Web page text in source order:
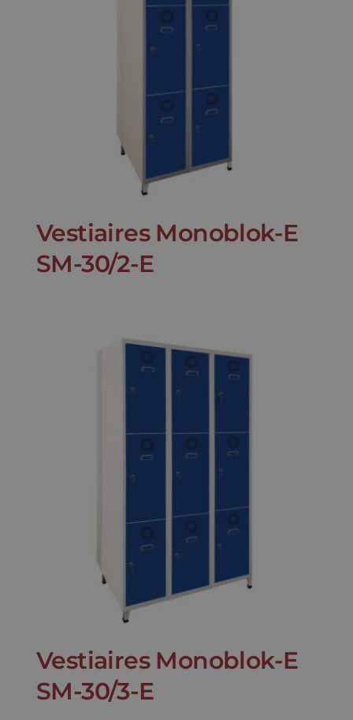
Vestiaires Monoblok-E
SM-30/2-E
Vestiaires Monoblok-E
SM-30/3-E